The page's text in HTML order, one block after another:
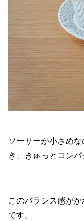
ソーサーが小さめ
き、きゅっとコンパ
このバランス感が
です。